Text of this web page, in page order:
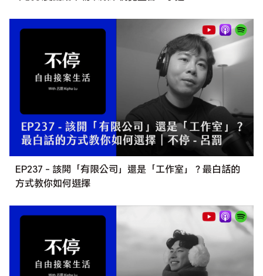
EP237 - 該開「有限公司」還是「工作室」？最白話的
方式教你如何選擇